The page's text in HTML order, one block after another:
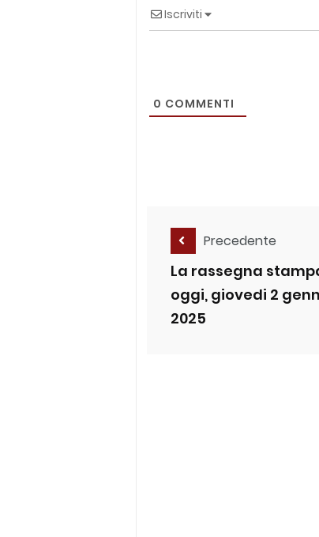
Iscriviti
0 COMMENTI
Precedente
La rassegna
oggi, giovedi 2
2025